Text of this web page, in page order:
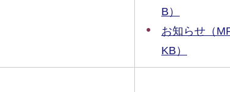
B）
お知らせ（
KB）